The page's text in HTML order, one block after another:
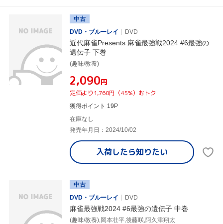
中古
DVD・ブルーレイ
DVD
近代麻雀Presents 麻雀最強戦2024 #6最強の
遺伝子 下巻
(趣味/教養)
¥2,090円
定価より1,760円（45%）おトク
獲得ポイント 19P
在庫なし
発売年月日：2024/10/02
入荷したら知りたい
中古
DVD・ブルーレイ
DVD
麻雀最強戦2024 #6最強の遺伝子 中巻
(趣味/教養),岡本壮平,後藤咲,阿久津翔太